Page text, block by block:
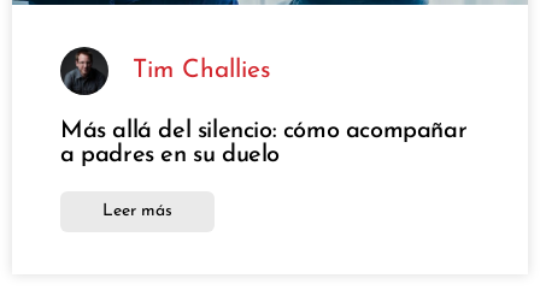
Tim Challies
Más allá del silencio: cómo acompañar
a padres en su duelo
Leer más